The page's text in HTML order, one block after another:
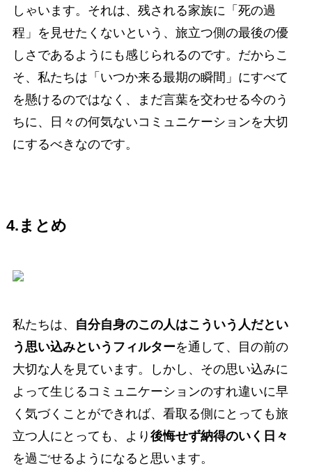
しゃいます。それは、残される家族に「死の過
程」を見せたくないという、旅立つ側の最後の優
しさであるようにも感じられるのです。だからこ
そ、私たちは「いつか来る最期の瞬間」にすべて
を懸けるのではなく、まだ言葉を交わせる今のう
ちに、日々の何気ないコミュニケーションを大切
にするべきなのです。
4.まとめ
私たちは、
自分自身のこの人はこういう人だとい
う思い込みというフィルターを通して、目の前の
大切な人を見ています。しかし、その思い込みに
よって生じるコミュニケーションのすれ違いに早
く気づくことができれば、看取る側にとっても旅
立つ人にとっても、より 後悔せず納得のいく日々
を過ごせるようになると思います。